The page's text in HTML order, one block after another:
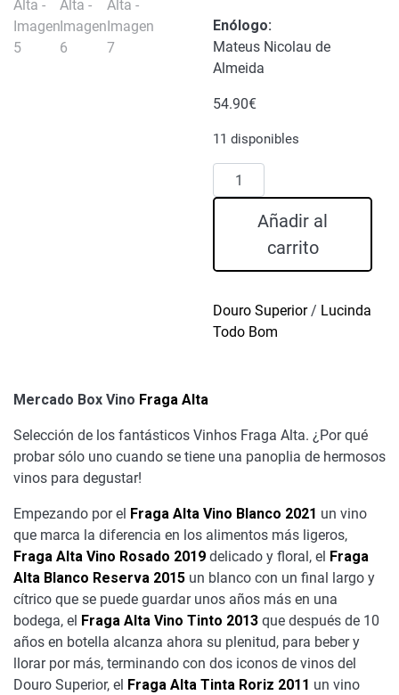
Enólogo:
Mateus Nicolau de
Almeida
54.90€
11 disponibles
Mercado
Box
Añadir al
carrito
Douro Superior/ Lucinda
Todo Bom
Mercado Box Vino Fraga Alta
Selección de los fantásticos Vinhos Fraga Alta. ¿Por qué
probar sólo uno cuando se tiene una panoplia de hermosos
vinos para degustar!
Empezando por el Fraga Alta Vino Blanco 2021 un vino
que marca la diferencia en los alimentos más ligeros,
Fraga Alta Vino Rosado 2019 delicado y floral, el Fraga
Alta Blanco Reserva 2015 un blanco con un final largo y
cítrico que se puede guardar unos años más en una
bodega, el Fraga Alta Vino Tinto 2013 que después de 10
años en botella alcanza ahora su plenitud, para beber y
llorar por más, terminando con dos iconos de vinos del
Douro Superior, el Fraga Alta Tinta Roriz 2011 un vino